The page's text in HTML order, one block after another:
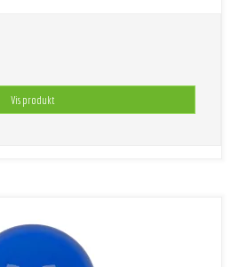
Vis produkt